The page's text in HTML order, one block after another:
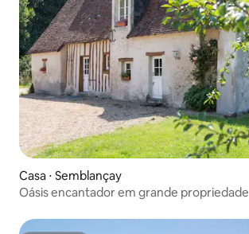
Casa ⋅ Semblançay
Oásis encantador em grande propriedade